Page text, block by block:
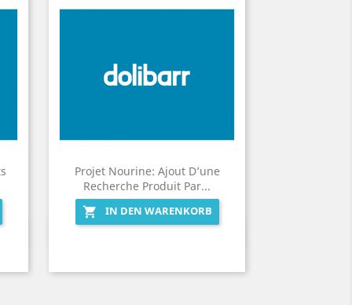
Projet Nourine: Ajout D’une
Recherche Produit Par...

IN DEN WARENKORB